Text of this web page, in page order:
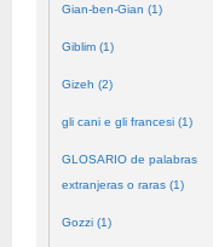
Gian-ben-Gian (1)
Giblim (1)
Gizeh (2)
gli cani e gli francesi (1)
GLOSARIO de palabras
extranjeras o raras (1)
Gozzi (1)